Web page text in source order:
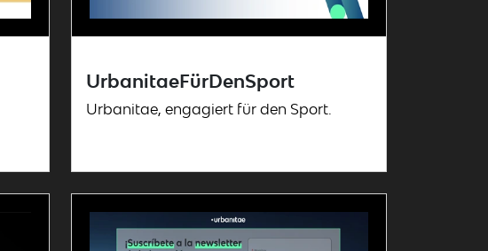
UrbanitaeFürDenSport
Urbanitae, engagiert für den Sport.